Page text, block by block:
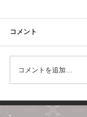
オリンピックも
球も佳境に入ろ
ログが長年更新
とに気付き久し
り、猛暑、台風
スクも高まるな
コメント
コメントを追加…